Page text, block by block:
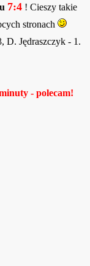
7:4 ! Cieszy takie
stronach
D. Jędraszczyk - 1.
- polecam!